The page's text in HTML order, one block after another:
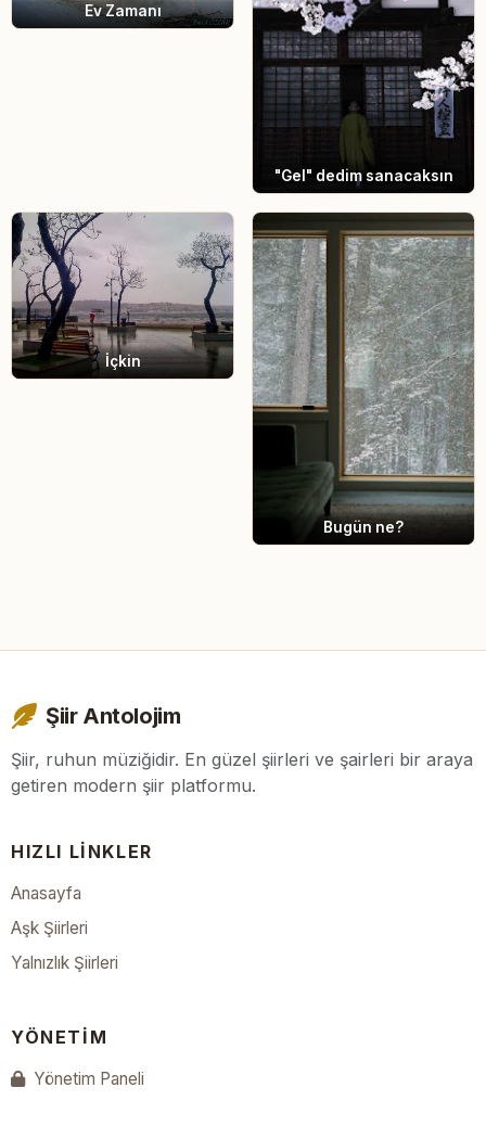
Ev Zamanı
"Gel" dedim sanacaksın
İçkin
Bugün ne?
Şiir Antolojim
Şiir, ruhun müziğidir. En güzel şiirleri ve şairleri bir araya
getiren modern şiir platformu.
HIZLI LINKLER
Anasayfa
Aşk Şiirleri
Yalnızlık Şiirleri
YÖNETIM
Yönetim Paneli